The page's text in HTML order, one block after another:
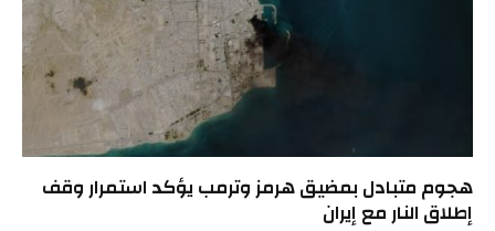
هجوم متبادل بمضيق هرمز وترمب يؤكد استمرار وقف
إطلاق النار مع إيران